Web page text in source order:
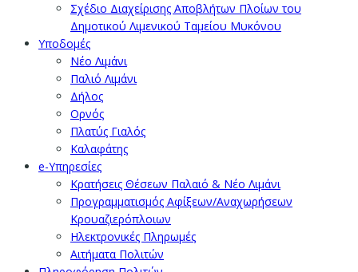
Σχέδιο Διαχείρισης Αποβλήτων Πλοίων του
Δημοτικού Λιμενικού Ταμείου Μυκόνου
Υποδομές
Νέο Λιμάνι
Παλιό Λιμάνι
Δήλος
Ορνός
Πλατύς Γιαλός
Καλαφάτης
e-Υπηρεσίες
Κρατήσεις Θέσεων Παλαιό & Νέο Λιμάνι
Προγραμματισμός Αφίξεων/Αναχωρήσεων
Κρουαζιερόπλοιων
Ηλεκτρονικές Πληρωμές
Αιτήματα Πολιτών